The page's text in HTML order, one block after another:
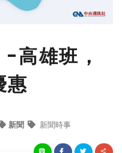
高雄班，
惠
新聞 新聞時事